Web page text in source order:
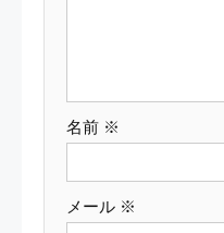
名前 ※
メール ※